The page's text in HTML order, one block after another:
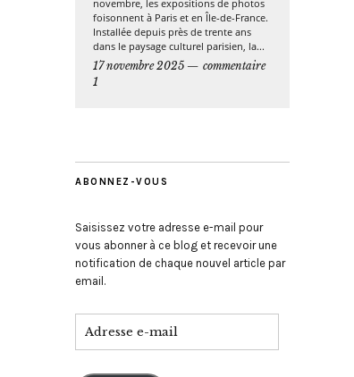
novembre, les expositions de photos
foisonnent à Paris et en Île-de-France.
Installée depuis près de trente ans
dans le paysage culturel parisien, la...
17 novembre 2025
commentaire
1
ABONNEZ-VOUS
Saisissez votre adresse e-mail pour
vous abonner à ce blog et recevoir une
notification de chaque nouvel article par
email.